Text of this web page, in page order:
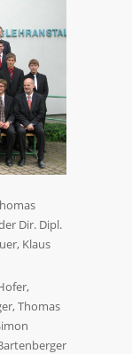
Dir. Dipl.
Klaus
Thomas